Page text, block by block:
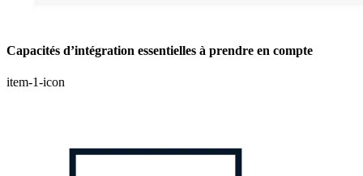
Capacités d’intégration essentielles à prendre en compte
item-1-icon